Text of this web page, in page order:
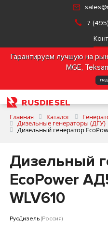
7
Гарантируем лучшую на
MGE,
Продукция
Главная Каталог
Дизельные генераторы (ДГУ)
Дизельный генератор
Дизельный
EcoPower
WLV610
РусДизель (Россия)